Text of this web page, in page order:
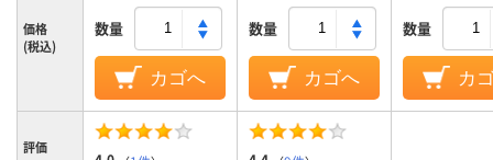
価格
(税込)
数量
カゴへ
数量
カゴへ
数量
カ
評価